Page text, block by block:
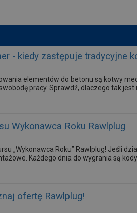
- kiedy zastępuje tradycyjne
elementów do betonu są kotwy
pracy. Sprawdź, dlaczego tak
Wykonawca Roku Rawlplug
„Wykonawca Roku” Rawlplug! Jeśli
Każdego dnia do wygrania są
ofertę Rawlplug!